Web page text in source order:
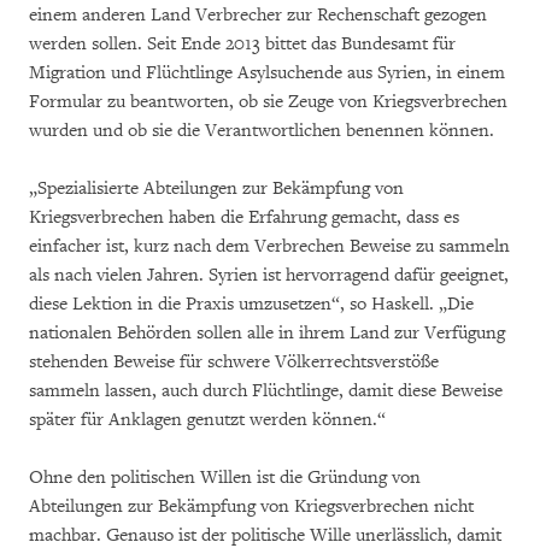
einem anderen Land Verbrecher zur Rechenschaft gezogen
werden sollen. Seit Ende 2013 bittet das Bundesamt für
Migration und Flüchtlinge Asylsuchende aus Syrien, in einem
Formular zu beantworten, ob sie Zeuge von Kriegsverbrechen
wurden und ob sie die Verantwortlichen benennen können.
„Spezialisierte Abteilungen zur Bekämpfung von
Kriegsverbrechen haben die Erfahrung gemacht, dass es
einfacher ist, kurz nach dem Verbrechen Beweise zu sammeln
als nach vielen Jahren. Syrien ist hervorragend dafür geeignet,
diese Lektion in die Praxis umzusetzen“, so Haskell. „Die
nationalen Behörden sollen alle in ihrem Land zur Verfügung
stehenden Beweise für schwere Völkerrechtsverstöße
sammeln lassen, auch durch Flüchtlinge, damit diese Beweise
später für Anklagen genutzt werden können.“
Ohne den politischen Willen ist die Gründung von
Abteilungen zur Bekämpfung von Kriegsverbrechen nicht
machbar. Genauso ist der politische Wille unerlässlich, damit